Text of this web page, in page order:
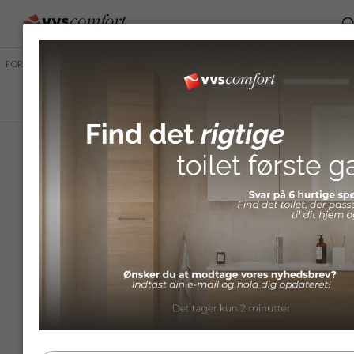
FORSIDE
& BRUSESÆT